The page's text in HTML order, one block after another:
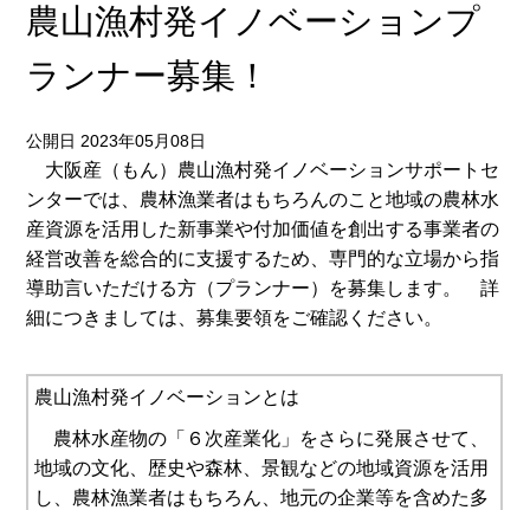
農山漁村発イノベーションプ
ランナー募集！
公開日 2023年05月08日
大阪産（もん）農山漁村発イノベーションサポートセ
ンターでは、農林漁業者はもちろんのこと地域の農林水
産資源を活用した新事業や付加価値を創出する事業者の
経営改善を総合的に支援するため、専門的な立場から指
導助言いただける方（プランナー）を募集します。 詳
細につきましては、募集要領をご確認ください。
農山漁村発イノベーションとは
農林水産物の「６次産業化」をさらに発展させて、
地域の文化、歴史や森林、景観などの地域資源を活用
し、農林漁業者はもちろん、地元の企業等を含めた多